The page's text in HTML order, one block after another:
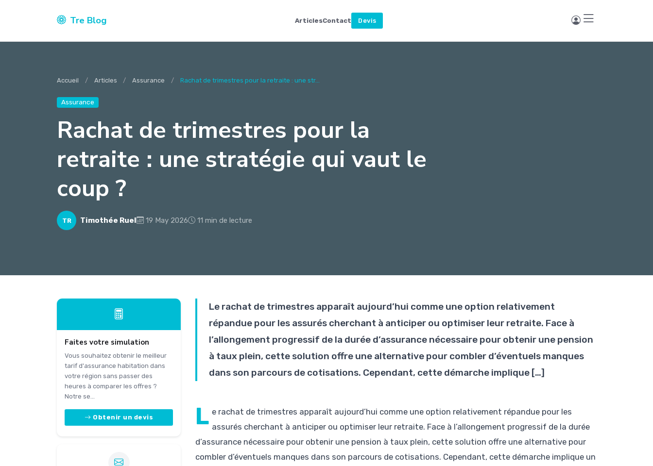
Tre Blog ArticlesContact Devis
Accueil Articles Assurance Rachat de trimestres pour la retraite : une str...
Assurance
Rachat de trimestres pour la
retraite : une stratégie qui vaut le
coup ?
TR Timothée Ruel 19 May 2026 11 min de lecture
Faites votre simulation
Vous souhaitez obtenir le meilleur
tarif d'assurance habitation dans
votre région sans passer des
heures à comparer les offres ?
Notre se...
Obtenir un devis
Le rachat de trimestres apparaît aujourd’hui comme une option relativement
répandue pour les assurés cherchant à anticiper ou optimiser leur retraite. Face à
l’allongement progressif de la durée d’assurance nécessaire pour obtenir une pension
à taux plein, cette solution offre une alternative pour combler d’éventuels manques
dans son parcours de cotisations. Cependant, cette démarche implique […]
L e rachat de trimestres apparaît aujourd’hui comme une option relativement répandue pour les
assurés cherchant à anticiper ou optimiser leur retraite. Face à l’allongement progressif de la durée
d’assurance nécessaire pour obtenir une pension à taux plein, cette solution offre une alternative pour
combler d’éventuels manques dans son parcours de cotisations. Cependant, cette démarche implique un